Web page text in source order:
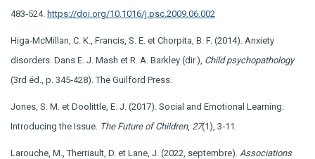
483‑524. https://doi.org/10.1016/j.psc.2009.06.002
Higa-McMillan, C. K., Francis, S. E. et Chorpita, B. F. (2014). Anxiety
disorders. Dans E. J. Mash et R. A. Barkley (dir.), Child psychopathology
(3rd éd., p. 345‑428). The Guilford Press.
Jones, S. M. et Doolittle, E. J. (2017). Social and Emotional Learning:
Introducing the Issue. The Future of Children, 27(1), 3‑11.
Larouche, M., Therriault, D. et Lane, J. (2022, septembre). Associations